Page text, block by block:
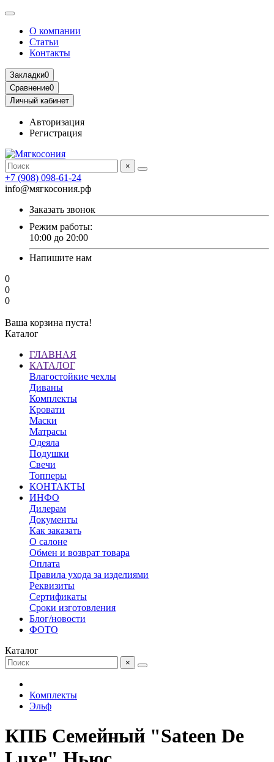
О компании
Статьи
Контакты
Закладки0
Сравнение0
Личный кабинет
Авторизация
Регистрация
×
+7 (908) 098-61-24
info@мягкосония.рф
Заказать звонок
Режим работы:
10:00 до 20:00
Напишите нам
0
0
0
Ваша корзина пуста!
Каталог
ГЛАВНАЯ
КАТАЛОГ
Влагостойкие чехлы
Диваны
Комплекты
Кровати
Маски
Матрасы
Одеяла
Подушки
Свечи
Топперы
КОНТАКТЫ
ИНФО
Дилерам
Документы
Как заказать
О салоне
Обмен и возврат товара
Оплата
Правила ухода за изделиями
Реквизиты
Сертификаты
Сроки изготовления
Блог/новости
ФОТО
Каталог
×
Комплекты
Эльф
КПБ Семейный "Sateen De